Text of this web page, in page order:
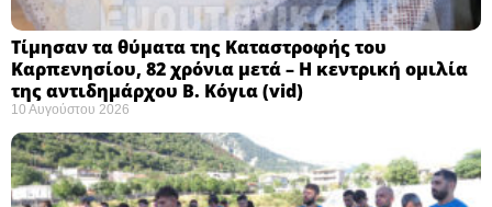
Τίμησαν τα θύματα της Καταστροφής του
Καρπενησίου, 82 χρόνια μετά – Η κεντρική ομιλία
της αντιδημάρχου Β. Κόγια (vid)
10 Αυγούστου 2026